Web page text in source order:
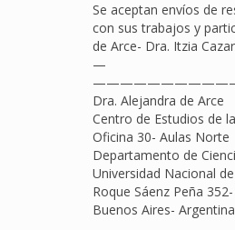
Se aceptan envíos de
con sus trabajos y
de Arce- Dra. Itzia
—
——————————–
Dra. Alejandra de Arce
Centro de Estudios de
Oficina 30- Aulas Norte
Departamento de
Universidad Nacional
Roque Sáenz Peña
Buenos Aires- Argentina